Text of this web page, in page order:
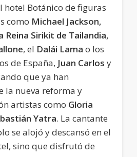
hotel Botánico de figuras
como Michael Jackson,
Reina Sirikit de Tailandia,
, el Dalái Lama o los
de España, Juan Carlos y
que ya han
la nueva reforma y
artistas como Gloria
Yatra. La cantante
se alojó y descansó en el
sino que disfrutó de